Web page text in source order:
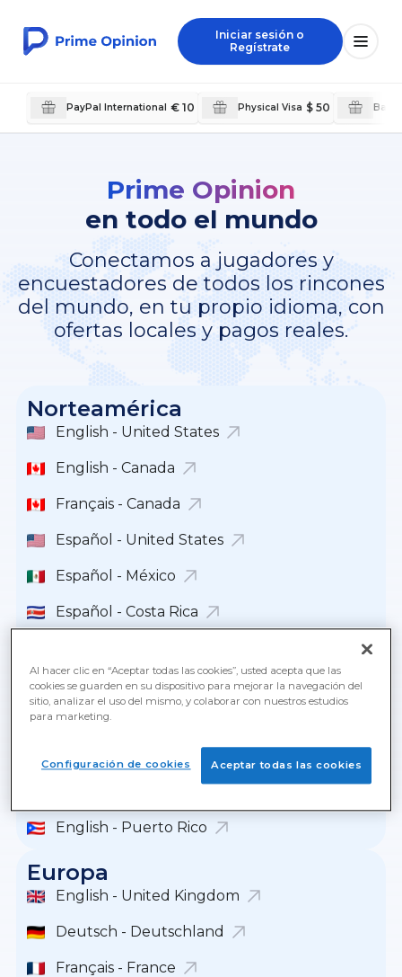
Iniciar sesión o
Regístrate
PayPal International € 10 Physical Visa $ 50 Bank
Prime Opinion
en todo el mundo
Conectamos a jugadores y
encuestadores de todos los rincones
del mundo, en tu propio idioma, con
ofertas locales y pagos reales.
Norteamérica
English - United States
English - Canada
Français - Canada
Español - United States
Español - México
Español - Costa Rica
Español - Guatemala
Español - Panamá
English - Puerto Rico
Europa
English - United Kingdom
Deutsch - Deutschland
Français - France
Al hacer clic en “Aceptar todas las cookies”, usted acepta que las
cookies se guarden en su dispositivo para mejorar la navegación del
sitio, analizar el uso del mismo, y colaborar con nuestros estudios
para marketing.
Aceptar todas las cookies
Configuración de cookies